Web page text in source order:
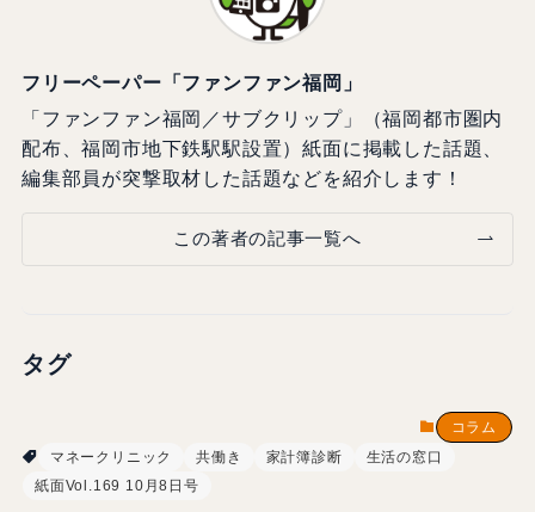
フリーペーパー「ファンファン福岡」
「ファンファン福岡／サブクリップ」（福岡都市圏内
配布、福岡市地下鉄駅駅設置）紙面に掲載した話題、
編集部員が突撃取材した話題などを紹介します！
この著者の記事一覧へ
タグ
コラム
マネークリニック
共働き 家計簿診断
生活の窓口
紙面Vol.169 10月8日号